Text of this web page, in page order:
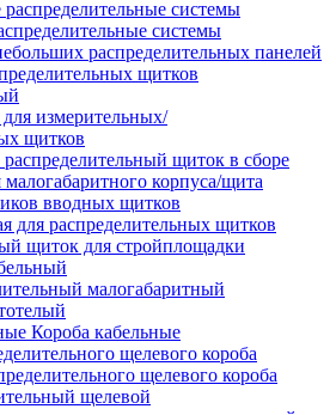
системы
распределительных панелей
щитков
измерительных/
щитков
щиток в сборе
корпуса/щита
вводных щитков
для распределительных щитков
щиток для стройплощадки
малогабаритный
Короба кабельные
щелевого короба
щелевого короба
щелевой